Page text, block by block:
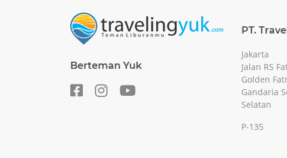
PT.
Berteman Yuk
Jakarta
Jalan RS
Golden
Gandaria
Selatan
P-135